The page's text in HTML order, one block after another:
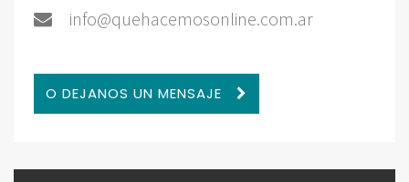
info@quehacemosonline.com.ar
O DEJANOS UN MENSAJE